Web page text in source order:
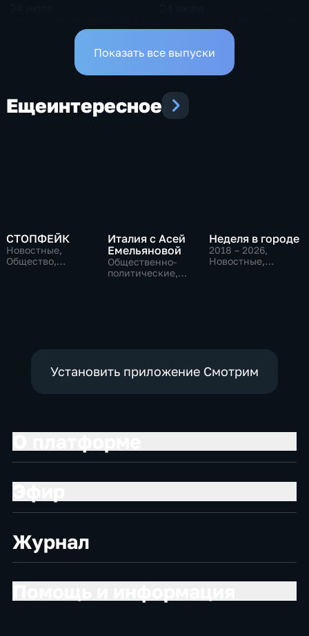
Показать все выпуски
Ещеинтересное
СТОПФЕЙК
Новостные,
Общество,
Италия с Асей
Емельяновой
Общественно-
политические,
Неделя в городе
2018 – 2026,
Новостные,
Установить приложение Смотрим
Журнал